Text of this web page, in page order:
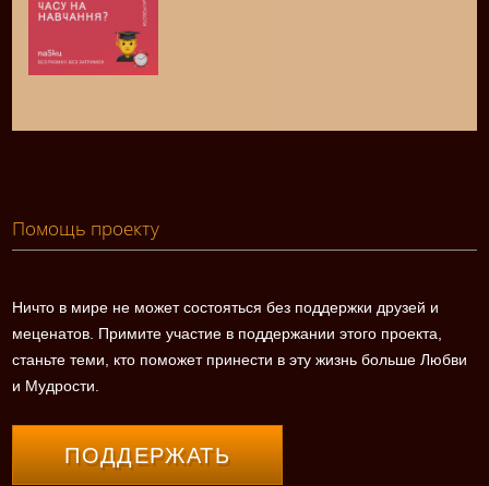
Помощь проекту
Ничто в мире не может состояться без поддержки друзей и
меценатов. Примите участие в поддержании этого проекта,
станьте теми, кто поможет принести в эту жизнь больше Любви
и Мудрости.
ПОДДЕРЖАТЬ